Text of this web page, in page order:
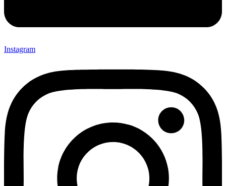
Instagram